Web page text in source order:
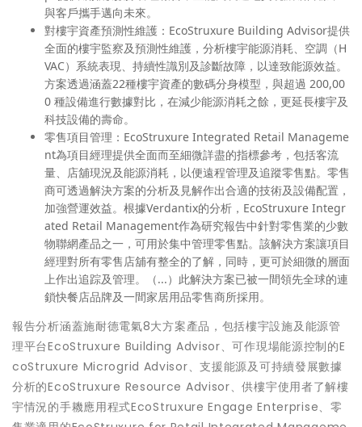
與客戶攜手邁向未來。
對樓宇資產預測性維護： EcoStruxure Building Advisor提供
全面的樓宇監察及預測性維護，分析樓宇能源消耗、空調（H
VAC）系統表現、持續性識別及診斷故障，以達致能源效益。
方案透過涵蓋22種樓宇資產的數碼分身模型，與超過 200,00
0 種設備進行數據對比，在減少能源消耗之餘，更延長樓宇及
科技設備的壽命。
零售項目管理： EcoStruxure Integrated Retail Manageme
nt為項目經理提供全面而至細微詳盡的指標參考，包括客流
量、店舖現況及能源消耗，以便遠程管理及追蹤零售點。零售
商可透過解決方案的分析及見解作出合適的技術及設備配置，
加強營運效益。根據Verdantix的分析，EcoStruxure Integr
ated Retail Management作為研究報告中針對零售業的少數
物聯網產品之一，可用於集中管理零售點。該解決方案讓項目
經理對所有零售店舖有整全的了解，同時，更可於細微的層面
上作出追踪及管理。（...）此解決方案已被一間領先全球的連
鎖快餐店品牌及一間家居用品零售商所採用。
報告分析涵蓋施耐德電氣8大方案產品，包括樓宇設施及能源管
理平台EcoStruxure Building Advisor、可作現場能源控制的E
coStruxure Microgrid Advisor、支援能源及可持續發展數據
分析的EcoStruxure Resource Advisor、供樓宇使用者了解樓
宇情況的手耭應用程式EcoStruxure Engage Enterprise、零